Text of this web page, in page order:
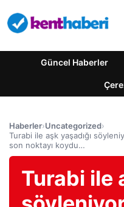
Güncel Haberler
Haberler›Uncategorized›
Turabi ile aşk yaşadığı
son noktayı koydu…
Turabi ile